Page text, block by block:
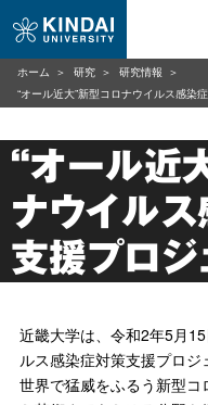
“オール近
ナウイル
支援プロジ
近畿大学は、令和2年5月
ルス感染症対策支援プロジ
世界で猛威をふるう新型
ホーム 研究
研究情報
“オール近大”新型コロナウイルス感染